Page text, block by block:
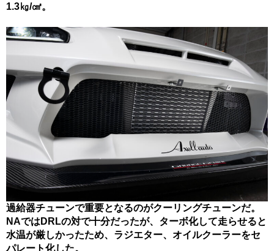
1.3㎏/㎠。
過給器チューンで重要となるのがクーリングチューンだ。
NAではDRLの対で十分だったが、ターボ化して走らせると
水温が厳しかったため、ラジエター、オイルクーラーをセ
パレート化した。